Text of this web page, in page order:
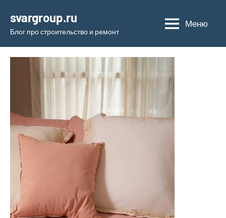
содержимому
svargroup.ru
Блог про строительство и ремонт
Меню